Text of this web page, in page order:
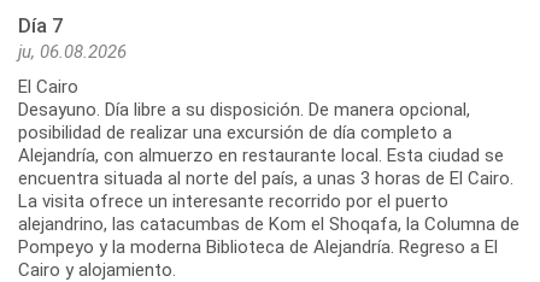
Día 7
ju, 06.08.2026
El Cairo
Desayuno. Día libre a su disposición. De manera opcional,
posibilidad de realizar una excursión de día completo a
Alejandría, con almuerzo en restaurante local. Esta ciudad se
encuentra situada al norte del país, a unas 3 horas de El Cairo.
La visita ofrece un interesante recorrido por el puerto
alejandrino, las catacumbas de Kom el Shoqafa, la Columna de
Pompeyo y la moderna Biblioteca de Alejandría. Regreso a El
Cairo y alojamiento.